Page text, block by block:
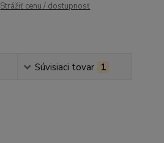
Strážiť cenu / dostupnosť
Súvisiaci tovar 1